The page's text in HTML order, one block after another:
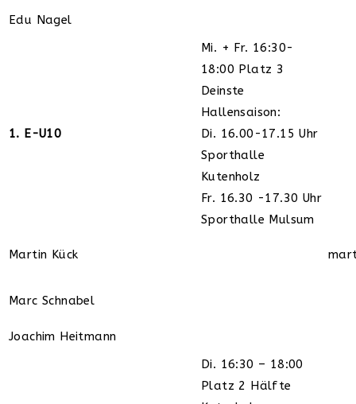
Edu Nagel
1. E-U10
Mi. + Fr. 16:30-
18:00 Platz 3
Deinste
Hallensaison:
Di. 16.00-17.15 Uhr
Sporthalle
Kutenholz
Fr. 16.30 -17.30 Uhr
Sporthalle Mulsum
Martin Kück
Marc Schnabel
Joachim Heitmann
Di. 16:30 – 18:00
Platz 2 Hälfte